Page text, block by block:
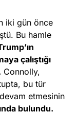
iki gün önce
Bu hamle
çalıştığı
Connolly,
bu tür
etmesinin
bulundu.